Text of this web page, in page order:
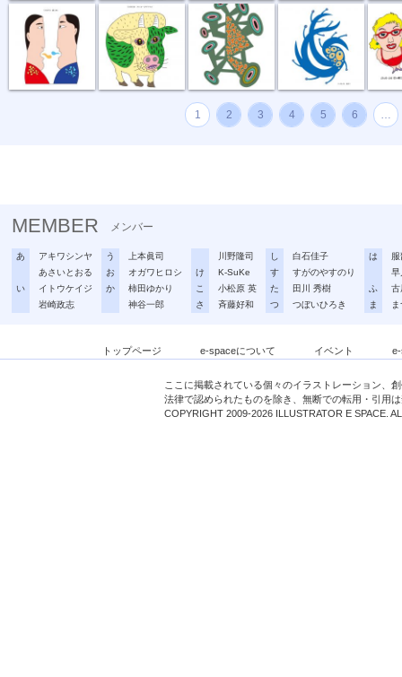
1 2 3 4 5 6 …
MEMBER メンバー
あ
アキワシンヤ
あさいとおる
い
イトウケイジ
岩崎政志
う
上本眞司
お
オガワヒロシ
か
柿田ゆかり
神谷一郎
川野隆司
け
K-SuKe
こ
小松原 英
さ
斉藤好和
し
白石佳子
す
すがのやすのり
た
田川 秀樹
つ
つぼいひろき
は
早
ふ
古
ま
トップページ e-spaceについて イベント
ここに掲載されている個々のイラストレーション、
法律で認められたものを除き、無断での転用・引用
COPYRIGHT 2009-2026 ILLUSTRATOR E SPACE.